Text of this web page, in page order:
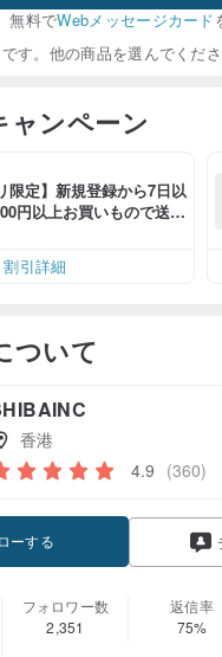
無料でWebメッセージカード
す。他の商品を選んでくださ
ャンペーン
限定】新規登録から7日以
円以上お買いもので送料
割引詳細
ついて
香港
4.9 (360)
ーする
フォロワー数
2,351
返信率
75%